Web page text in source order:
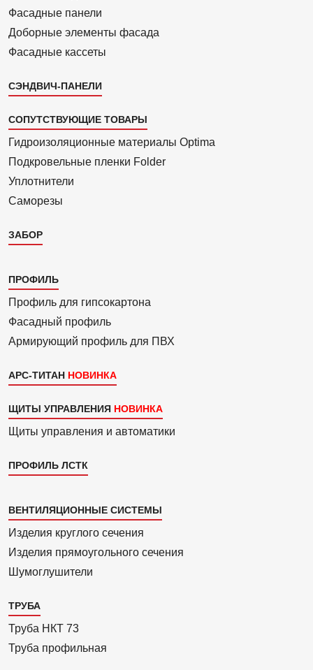
Фасадные панели
Доборные элементы фасада
Фасадные кассеты
СЭНДВИЧ-ПАНЕЛИ
СОПУТСТВУЮЩИЕ ТОВАРЫ
Гидроизоля­ционные материалы Optima
Подкровель­ные пленки Folder
Уплотнители
Саморезы
ЗАБОР
Каталог
3
ПРОФИЛЬ
Профиль для гипсо­картона
Фасадный профиль
Армиру­ю­щий профиль для ПВХ
АРС-ТИТАН
ЩИТЫ УПРАВЛЕНИЯ
Щиты управления и автоматики
ПРОФИЛЬ ЛСТК
Каталог
4
ВЕНТИЛЯЦИОННЫЕ СИСТЕМЫ
Изделия круглого сечения
Изделия прямоуголь­ного сечения
Шумоглушители
ТРУБА
Труба НКТ 73
Труба профильная